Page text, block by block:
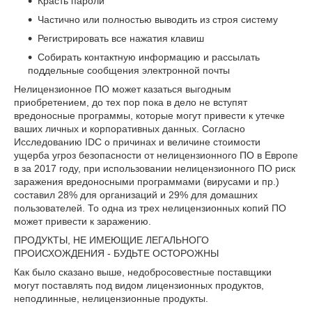
Частично или полностью выводить из строя систему
Регистрировать все нажатия клавиш
Собирать контактную информацию и рассылать
поддельные сообщения электронной почты
Нелицензионное ПО может казаться выгодным
приобретением, до тех пор пока в дело не вступят
вредоносные программы, которые могут привести к утечке
ваших личных и корпоративных данных. Согласно
Исследованию IDC о причинах и величине стоимости
ущерба угроз безопасности от нелицензионного ПО в Европе
в за 2017 году, при использовании нелицензионного ПО риск
заражения вредоносными программами (вирусами и пр.)
составил 28% для организаций и 29% для домашних
пользователей. То одна из трех нелицензионных копий ПО
может привести к заражению.
ПРОДУКТЫ, НЕ ИМЕЮЩИЕ ЛЕГАЛЬНОГО
ПРОИСХОЖДЕНИЯ - БУДЬТЕ ОСТОРОЖНЫ
Как было сказано выше, недобросовестные поставщики
могут поставлять под видом лицензионных продуктов,
неподлинные, нелицензионные продукты.